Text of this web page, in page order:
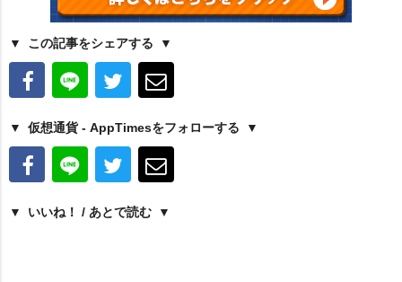
この記事をシェアする
仮想通貨 - AppTimesをフォローする
いいね！ / あとで読む